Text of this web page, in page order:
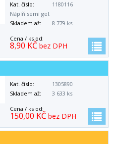
Kat. číslo:
1180116
Náplň semi gel.
Skladem až:
8 779 ks
Cena / ks od:
8,90 KČ bez DPH
Kat. číslo:
1305890
Skladem až:
3 633 ks
Cena / ks od:
150,00 KČ bez DPH